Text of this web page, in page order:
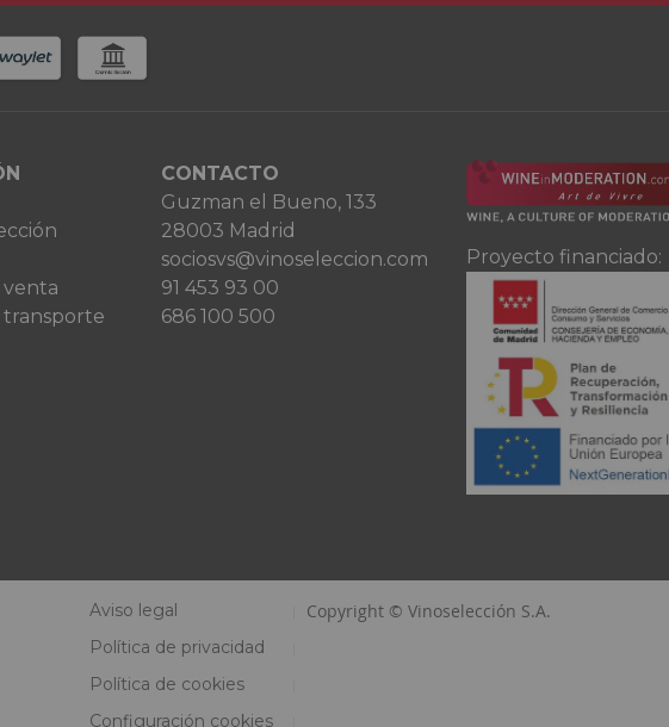
venta
transporte
CONTACTO
Guzman el Bueno, 133
28003 Madrid
sociosvs@vinoseleccion.com
91 453 93 00
686 100 500
Proyecto financiado:
Aviso legal
Política de privacidad
Política de cookies
Configuración cookies
Copyright © Vinoselección S.A.